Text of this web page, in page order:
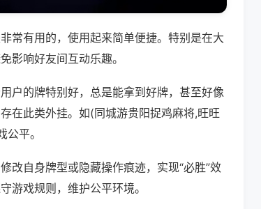
常有用的，使用起来简单便捷。特别是在大
影响好友间互动乐趣。
户的牌特别好，总是能拿到好牌，甚至好像
在此类外挂。如(同城游贵阳捉鸡麻将,旺旺
平。
改自身牌型或隐藏操作痕迹，实现“必胜”效
游戏规则，维护公平环境。